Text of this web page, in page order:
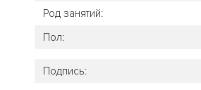
Род занятий:
Пол:
Подпись: